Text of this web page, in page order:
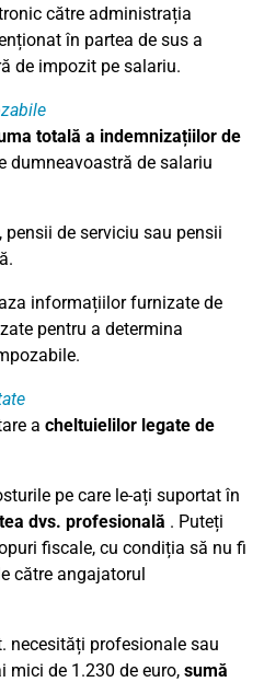
către administrația
în partea de sus a
de impozit pe salariu.
totală a indemnizațiilor de
dumneavoastră de salariu
de serviciu sau pensii
informațiilor furnizate de
pentru a determina
a cheltuielilor legate de
pe care le-ați suportat în
dvs. profesională . Puteți
fiscale, cu condiția să nu fi
către angajatorul
necesități profesionale sau
mici de 1.230 de euro, sumă